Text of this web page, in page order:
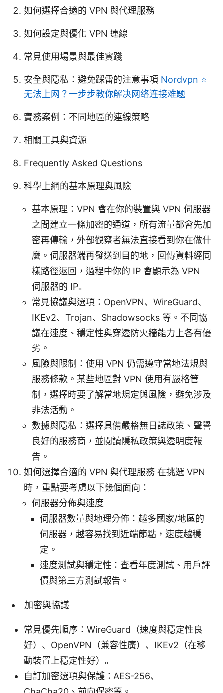
如何選擇合適的 VPN 與代理服務
如何設定與優化 VPN 連線
常見使用場景與最佳實踐
安全與隱私：避免踩雷的注意事項 Nordvpn ⭐
无法上网？一步步教你解决网络连接难题
實務案例：不同地區的連線策略
相關工具與資源
Frequently Asked Questions
科學上網的基本原理與風險
基本原理：VPN 會在你的裝置與 VPN 伺服器
之間建立一條加密的通道，所有流量都會先加
密再傳輸，外部觀察者無法直接看到你在做什
麼。伺服器端再發送到目的地，回傳資料經同
樣路徑返回，過程中你的 IP 會顯示為 VPN
伺服器的 IP。
常見協議與選項：OpenVPN、WireGuard、
IKEv2、Trojan、Shadowsocks 等。不同協
議在速度、穩定性與穿透防火牆能力上各有優
劣。
風險與限制：使用 VPN 仍需遵守當地法規與
服務條款。某些地區對 VPN 使用有嚴格管
制，選擇時要了解當地規定與風險，避免涉及
非法活動。
數據與隱私：選擇具備嚴格無日誌政策、聲譽
良好的服務商，並閱讀隱私政策與透明度報
告。
如何選擇合適的 VPN 與代理服務 在挑選 VPN
時，重點要考慮以下幾個面向：
伺服器分佈與速度
伺服器數量與地理分佈：越多國家/地區的
伺服器，越容易找到近端節點，速度越穩
定。
速度測試與穩定性：查看年度測試、用戶評
價與第三方測試報告。
加密與協議
常見優先順序：WireGuard（速度與穩定性良
好）、OpenVPN（兼容性廣）、IKEv2（在移
動裝置上穩定性好）。
自訂加密選項與保護：AES-256、